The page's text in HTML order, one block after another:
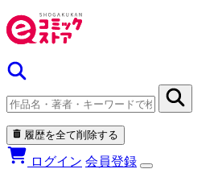
履歴を全て削除する
ログイン 会員登録